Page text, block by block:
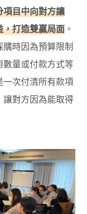
項目中向對方讓
，打造雙贏局面 。
時因為預算限制
量或付款方式等
次付清所有款項
對方因為能取得